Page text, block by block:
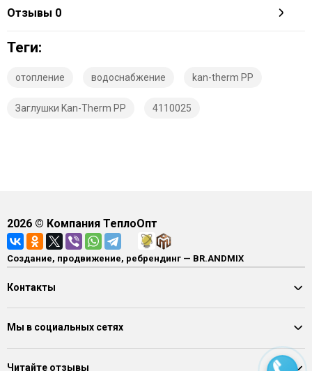
Отзывы 0
Теги:
отопление водоснабжение kan-therm PP
Заглушки Kan-Therm PP 4110025
2026© Компания ТеплоОпт
Создание, продвижение, ребрендинг — BR.ANDMIX
Контакты
Мы в социальных сетях
Читайте отзывы